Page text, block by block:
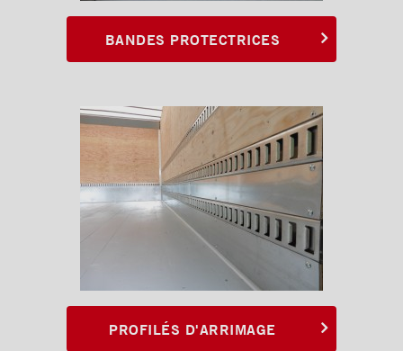
BANDES PROTECTRICES
PROFILÉS D'ARRIMAGE